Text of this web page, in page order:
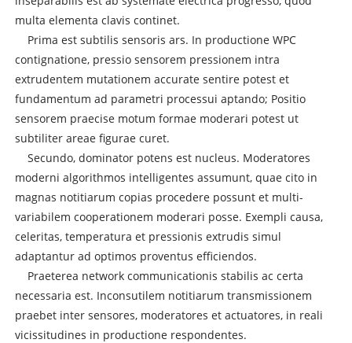
multa elementa clavis continet.
Prima est subtilis sensoris ars. In productione WPC
contignatione, pressio sensorem pressionem intra
extrudentem mutationem accurate sentire potest et
fundamentum ad parametri processui aptando; Positio
sensorem praecise motum formae moderari potest ut
subtiliter areae figurae curet.
Secundo, dominator potens est nucleus. Moderatores
moderni algorithmos intelligentes assumunt, quae cito in
magnas notitiarum copias procedere possunt et multi-
variabilem cooperationem moderari posse. Exempli causa,
celeritas, temperatura et pressionis extrudis simul
adaptantur ad optimos proventus efficiendos.
Praeterea network communicationis stabilis ac certa
necessaria est. Inconsutilem notitiarum transmissionem
praebet inter sensores, moderatores et actuatores, in reali
vicissitudines in productione respondentes.